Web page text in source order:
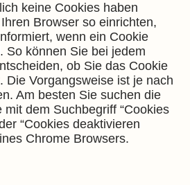
keine Cookies haben
Browser so einrichten,
wenn ein Cookie
So können Sie bei jedem
ob Sie das Cookie
Die Vorgangsweise ist je nach
Am besten Sie suchen die
dem Suchbegriff “Cookies
“Cookies deaktivieren
Chrome Browsers.